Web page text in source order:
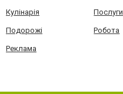
Кулінарія Послуги
Подорожі Робота
Реклама